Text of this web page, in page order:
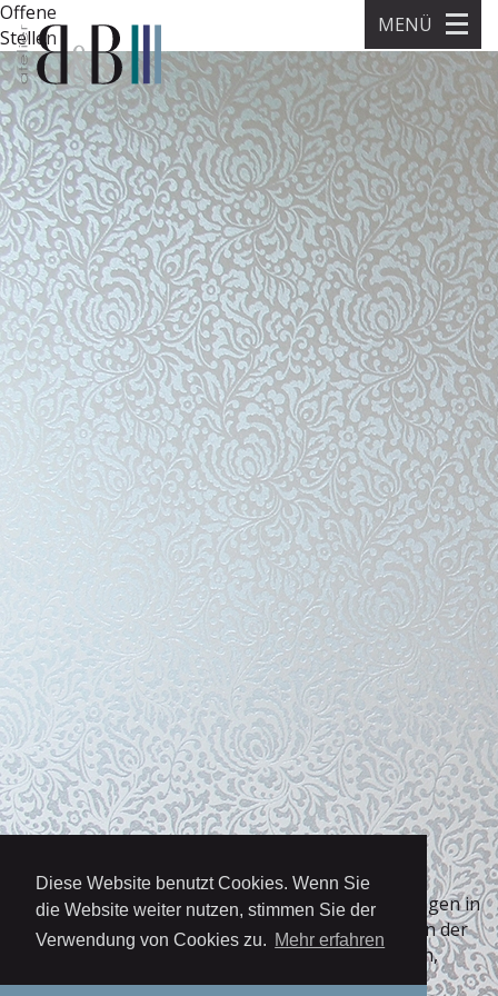
Diese Website benutzt Cookies. Wenn Sie
die Website weiter nutzen, stimmen Sie der
Verwendung von Cookies zu. Mehr erfahren
MENÜ
Offene
Stellen
Das Malergeschäft für massgeschneiderte Lösungen in
Vaduz und Ruggell in Liechtenstein sowie Grabs in der
Schweiz. Von einfachen Malerarbeiten, tapezieren,
fugenlos, dekorativ bis zu exklusiven